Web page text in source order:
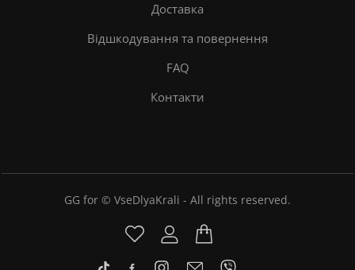
Доставка
Відшкодування та повернення
FAQ
Контакти
GG for © VseDlyaKrali - All rights reserved.